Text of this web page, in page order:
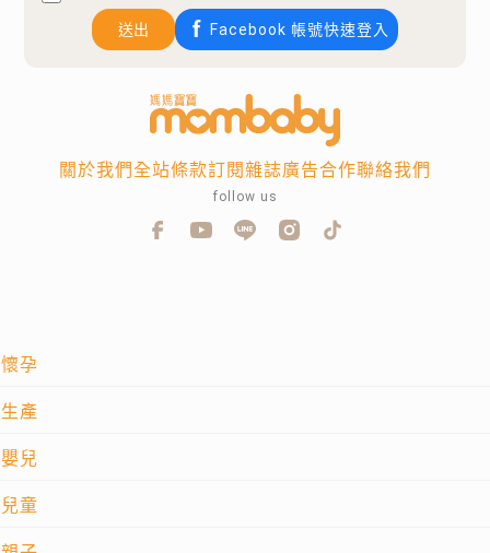
送出 Facebook 帳號快速登入
懷孕
生產
嬰兒
兒童
關於我們全站條款訂閱雜誌廣告合作聯絡我們
follow us